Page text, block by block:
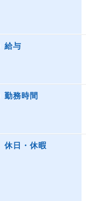
給与
勤務時間
休日・休暇